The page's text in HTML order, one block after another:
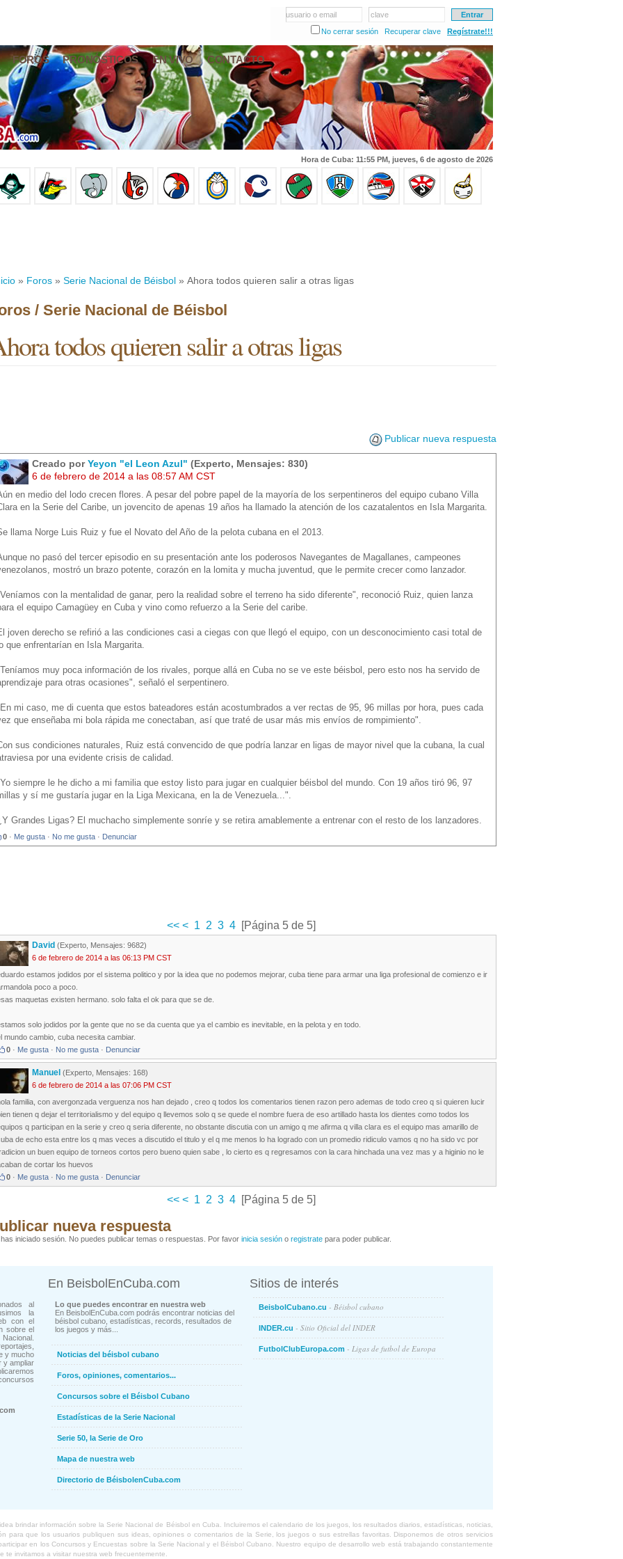
usuario o email
clave
No cerrar sesión
Recuperar clave Regístrate!!!
FOROS PRONÓSTICOS EN VIVO CONTACTO
Hora de Cuba: 11:55 PM, jueves, 6 de agosto de 2026
» Foros » Serie Nacional de Béisbol » Ahora todos quieren salir a otras ligas
/ Serie Nacional de Béisbol
todos quieren salir a otras ligas
Publicar nueva respuesta
Creado porYeyon "el Leon Azul" (Experto, Mensajes: 830)
6 de febrero de 2014 a las 08:57 AM CST
en medio del lodo crecen flores. A pesar del pobre papel de la mayoría de los serpentineros del equipo cubano Villa
en la Serie del Caribe, un jovencito de apenas 19 años ha llamado la atención de los cazatalentos en Isla Margarita.
llama Norge Luis Ruiz y fue el Novato del Año de la pelota cubana en el 2013.
no pasó del tercer episodio en su presentación ante los poderosos Navegantes de Magallanes, campeones
mostró un brazo potente, corazón en la lomita y mucha juventud, que le permite crecer como lanzador.
con la mentalidad de ganar, pero la realidad sobre el terreno ha sido diferente", reconoció Ruiz, quien lanza
el equipo Camagüey en Cuba y vino como refuerzo a la Serie del caribe.
joven derecho se refirió a las condiciones casi a ciegas con que llegó el equipo, con un desconocimiento casi total de
que enfrentarían en Isla Margarita.
muy poca información de los rivales, porque allá en Cuba no se ve este béisbol, pero esto nos ha servido de
para otras ocasiones", señaló el serpentinero.
mi caso, me di cuenta que estos bateadores están acostumbrados a ver rectas de 95, 96 millas por hora, pues cada
que enseñaba mi bola rápida me conectaban, así que traté de usar más mis envíos de rompimiento".
sus condiciones naturales, Ruiz está convencido de que podría lanzar en ligas de mayor nivel que la cubana, la cual
por una evidente crisis de calidad.
siempre le he dicho a mi familia que estoy listo para jugar en cualquier béisbol del mundo. Con 19 años tiró 96, 97
y sí me gustaría jugar en la Liga Mexicana, en la de Venezuela...".
Grandes Ligas? El muchacho simplemente sonríe y se retira amablemente a entrenar con el resto de los lanzadores.
0 · Me gusta · No me gusta · Denunciar
<< < 1 2 3 4 [Página 5 de 5]
David (Experto, Mensajes: 9682)
6 de febrero de 2014 a las 06:13 PM CST
estamos jodidos por el sistema politico y por la idea que no podemos mejorar, cuba tiene para armar una liga profesional de comienzo e ir
poco a poco.
maquetas existen hermano. solo falta el ok para que se de.
solo jodidos por la gente que no se da cuenta que ya el cambio es inevitable, en la pelota y en todo.
mundo cambio, cuba necesita cambiar.
0 · Me gusta · No me gusta · Denunciar
Manuel (Experto, Mensajes: 168)
6 de febrero de 2014 a las 07:06 PM CST
familia, con avergonzada verguenza nos han dejado , creo q todos los comentarios tienen razon pero ademas de todo creo q si quieren lucir
tienen q dejar el territorialismo y del equipo q llevemos solo q se quede el nombre fuera de eso artillado hasta los dientes como todos los
q participan en la serie y creo q seria diferente, no obstante discutia con un amigo q me afirma q villa clara es el equipo mas amarillo de
de echo esta entre los q mas veces a discutido el titulo y el q me menos lo ha logrado con un promedio ridiculo vamos q no ha sido vc por
un buen equipo de torneos cortos pero bueno quien sabe , lo cierto es q regresamos con la cara hinchada una vez mas y a higinio no le
de cortar los huevos
0 · Me gusta · No me gusta · Denunciar
<< < 1 2 3 4 [Página 5 de 5]
nueva respuesta
has iniciado sesión. No puedes publicar temas o respuestas. Por favor inicia sesión o registrate para poder publicar.
al
la
con el
sobre el
y mucho
y ampliar
En BeisbolEnCuba.com
Lo que puedes encontrar en nuestra web
En BeisbolEnCuba.com podrás encontrar noticias del
béisbol cubano, estadísticas, records, resultados de
los juegos y más...
Noticias del béisbol cubano
Foros, opiniones, comentarios...
Concursos sobre el Béisbol Cubano
Estadísticas de la Serie Nacional
Serie 50, la Serie de Oro
Mapa de nuestra web
Directorio de BéisbolenCuba.com
Sitios de interés
BeisbolCubano.cu - Béisbol cubano
INDER.cu - Sitio Oficial del INDER
FutbolClubEuropa.com - Ligas de futbol de Europa
brindar información sobre la Serie Nacional de Béisbol en Cuba. Incluiremos el calendario de los juegos, los resultados diarios, estadísticas, noticias,
para que los usuarios publiquen sus ideas, opiniones o comentarios de la Serie, los juegos o sus estrellas favoritas. Disponemos de otros servicios
en los Concursos y Encuestas sobre la Serie Nacional y el Béisbol Cubano. Nuestro equipo de desarrollo web está trabajando constantemente
te invitamos a visitar nuestra web frecuentemente.